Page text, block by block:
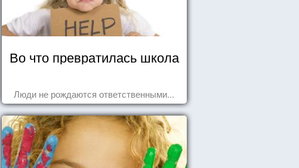
Во что превратилась школа
Люди не рождаются ответственными...